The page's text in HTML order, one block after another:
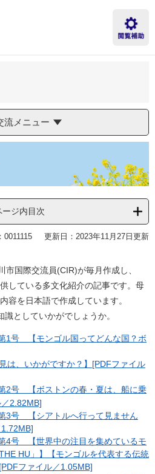
流メニュー
ージ内目次
0011115 更新日：2023年11月27日更新
市国際交流員(CIR)が毎月作成し、
している多文化紹介の記事です。母
容を日本語で作成しています。
としていかがでしょうか。
1号 【モンゴル国ってどんな国？ボ
は、いかがですか？】[PDFファイル
2号 【ボストンの春・夏は、船に乗
2.82MB]
3号 【シアトルへ行って見ません
4号 【世界中の注目を集めているモ
HU」】【モンゴルを代表する伝統
ファイル／1.05MB]